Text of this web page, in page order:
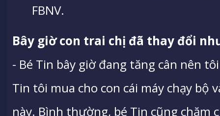
FBNV.
Bây giờ con trai chị đã thay đổi
- Bé Tin bây giờ đang tăng cân nên
Tin tôi mua cho con cái máy chạy bộ
này. Bình thường, bé Tin cũng chăm